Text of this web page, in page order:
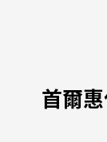
首爾